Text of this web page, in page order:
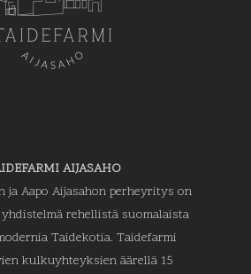
AIJASAHO
ja Aapo Aijasahon perheyritys on
rehellistä suomalaista
Taidekotia. Taidefarmi
kulkuyhteyksien äärellä 15